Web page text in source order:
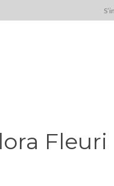
Fleuri